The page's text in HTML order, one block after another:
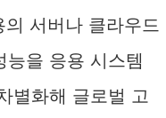
서버나 클라우드
능을 응용 시스템
별화해 글로벌 고